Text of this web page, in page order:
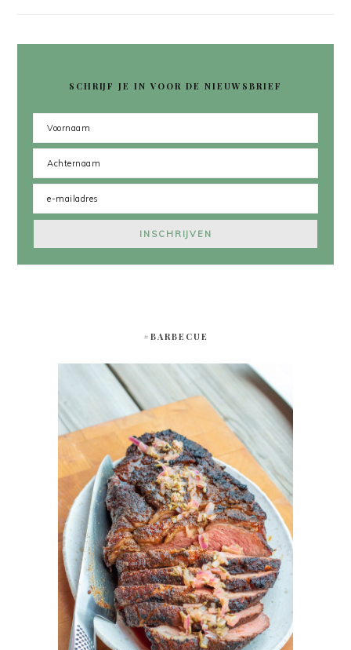
SCHRIJF JE IN VOOR DE NIEUWSBRIEF
#BARBECUE